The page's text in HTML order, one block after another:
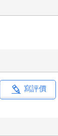
寫評價